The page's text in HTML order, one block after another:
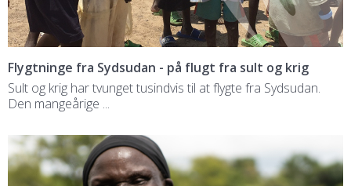
Flygtninge fra Sydsudan - på flugt fra sult og krig
Sult og krig har tvunget tusindvis til at flygte fra Sydsudan.
Den mangeårige ...